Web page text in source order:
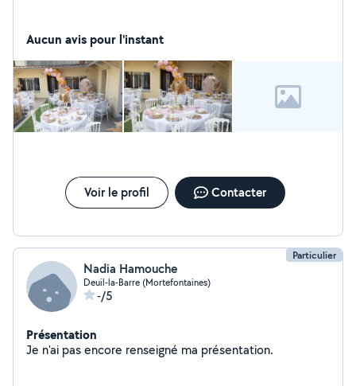
Aucun avis pour l'instant
Voir le profil Contacter
Particulier
Nadia Hamouche
Deuil-la-Barre (Mortefontaines)
-/5
Présentation
Je n'ai pas encore renseigné ma présentation.